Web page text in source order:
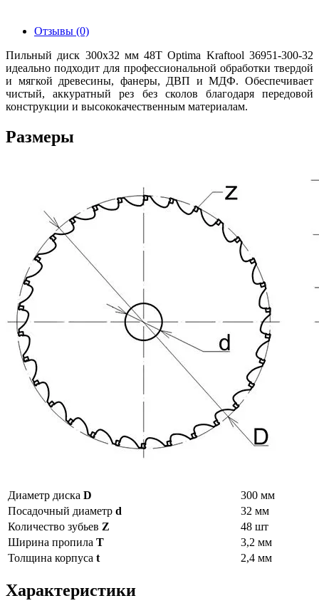
Отзывы (0)
Пильный диск 300х32 мм 48Т Optima Kraftool 36951-300-32
идеально подходит для профессиональной обработки твердой
и мягкой древесины, фанеры, ДВП и МДФ. Обеспечивает
чистый, аккуратный рез без сколов благодаря передовой
конструкции и высококачественным материалам.
Размеры
Диаметр диска D
300 мм
Посадочный диаметр d
32 мм
Количество зубьев Z
48 шт
Ширина пропила T
3,2 мм
Толщина корпуса t 2,4 мм
Характеристики